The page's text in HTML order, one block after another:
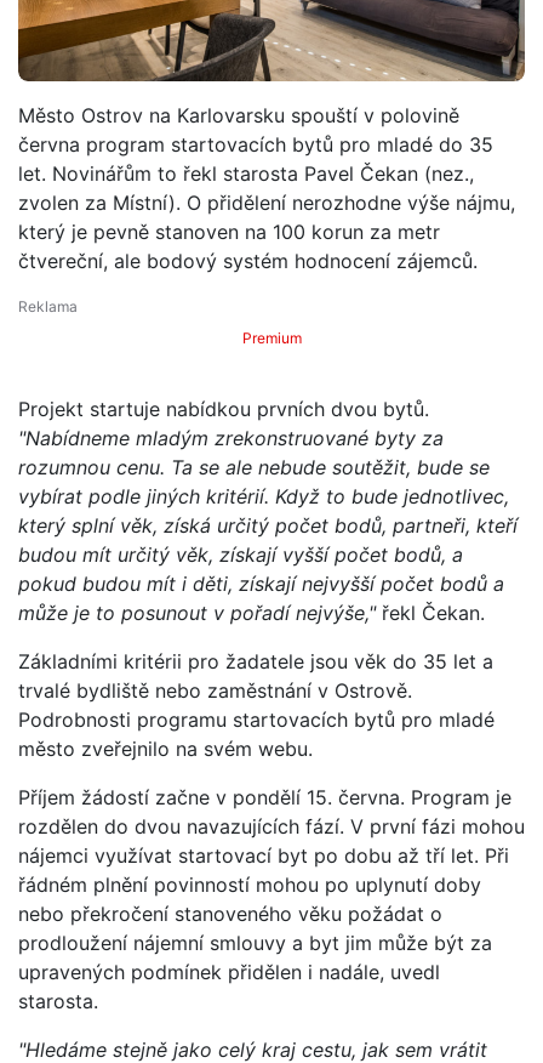
Město Ostrov na Karlovarsku spouští v polovině
června program startovacích bytů pro mladé do 35
let. Novinářům to řekl starosta Pavel Čekan (nez.,
zvolen za Místní). O přidělení nerozhodne výše nájmu,
který je pevně stanoven na 100 korun za metr
čtvereční, ale bodový systém hodnocení zájemců.
Premium
Projekt startuje nabídkou prvních dvou bytů.
"Nabídneme mladým zrekonstruované byty za
rozumnou cenu. Ta se ale nebude soutěžit, bude se
vybírat podle jiných kritérií. Když to bude jednotlivec,
který splní věk, získá určitý počet bodů, partneři, kteří
budou mít určitý věk, získají vyšší počet bodů, a
pokud budou mít i děti, získají nejvyšší počet bodů a
může je to posunout v pořadí nejvýše," řekl Čekan.
Základními kritérii pro žadatele jsou věk do 35 let a
trvalé bydliště nebo zaměstnání v Ostrově.
Podrobnosti programu startovacích bytů pro mladé
město zveřejnilo na svém webu.
Příjem žádostí začne v pondělí 15. června. Program je
rozdělen do dvou navazujících fází. V první fázi mohou
nájemci využívat startovací byt po dobu až tří let. Při
řádném plnění povinností mohou po uplynutí doby
nebo překročení stanoveného věku požádat o
prodloužení nájemní smlouvy a byt jim může být za
upravených podmínek přidělen i nadále, uvedl
starosta.
"Hledáme stejně jako celý kraj cestu, jak sem vrátit